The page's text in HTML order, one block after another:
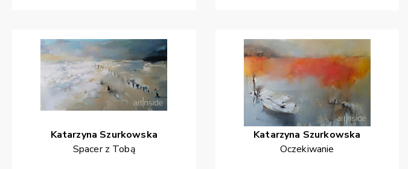
Katarzyna Szurkowska
Spacer z Tobą
Katarzyna Szurkowska
Oczekiwanie